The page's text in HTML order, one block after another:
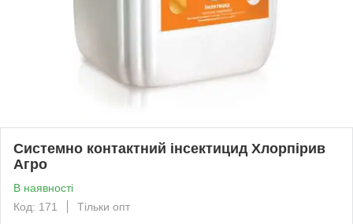
Системно контактний інсектицид Хлорпірив
Агро
В наявності
Код: 171
Тільки опт